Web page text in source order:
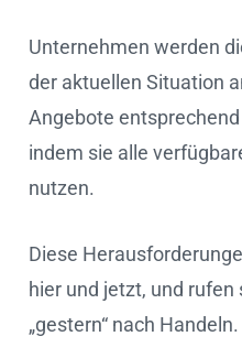
Unternehmen werden
der aktuellen Situation
Angebote
indem sie alle
nutzen.
Diese
hier und jetzt, und
„gestern“ nach Handeln.